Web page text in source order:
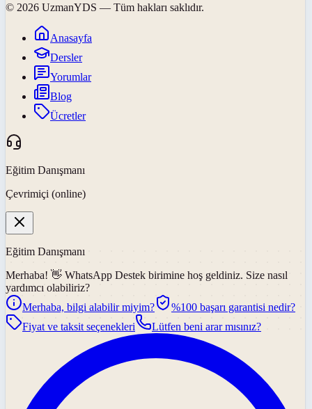
© 2026 UzmanYDS — Tüm hakları saklıdır.
Anasayfa
Dersler
Yorumlar
Blog
Ücretler
Eğitim Danışmanı
Çevrimiçi (online)
Eğitim Danışmanı
Merhaba! 👋 WhatsApp Destek birimine hoş geldiniz. Size nasıl
yardımcı olabiliriz?
Merhaba, bilgi alabilir miyim?
%100 başarı garantisi nedir?
Fiyat ve taksit seçenekleri
Lütfen beni arar mısınız?